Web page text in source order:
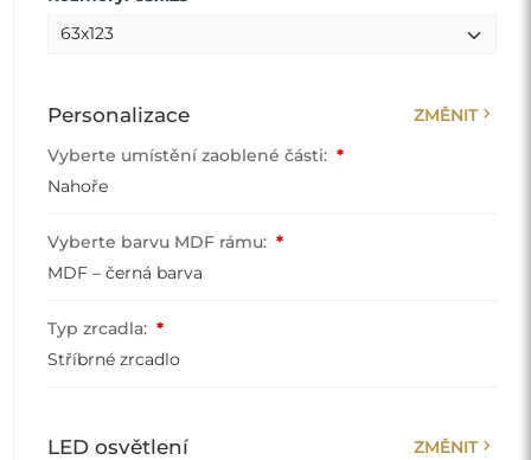
Personalizace ZMĚNITchevron_right
Vyberte umístění zaoblené části: *
Nahoře
Vyberte barvu MDF rámu: *
MDF – černá barva
Typ zrcadla: *
Stříbrné zrcadlo
LED osvětlení ZMĚNITchevron_right